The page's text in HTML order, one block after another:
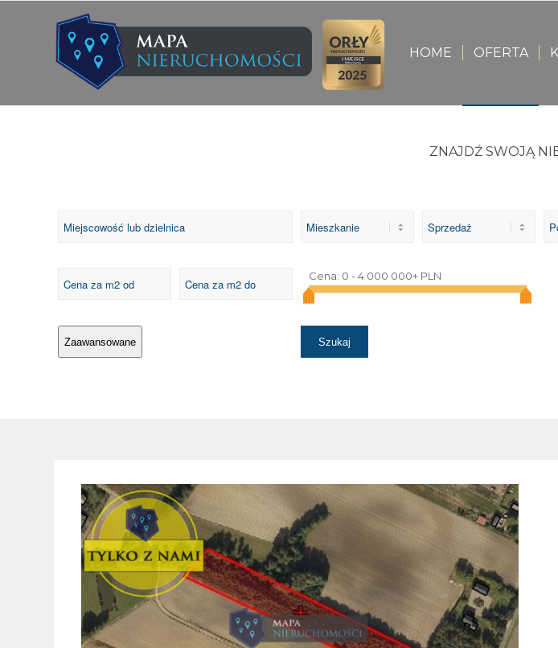
HOME OFERTA
ZNAJDŹ SWOJĄ
Cena: 0 -4 000 000+ PLN